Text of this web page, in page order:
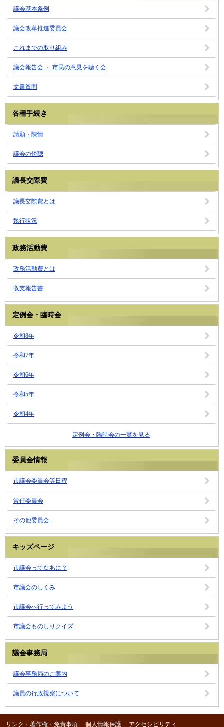
議会基本条例
議会改革推進委員会
これまでの取り組み
議会報告会 ・ 市民の意見を聴く会
文書質問
各種手続き
請願・陳情
議会の傍聴
議長交際費
議長交際費とは
執行状況
政務活動費
政務活動費とは
収支報告書
定例会・臨時会
令和8年
令和7年
令和6年
令和5年
令和4年
定例会・臨時会の一覧を見る
委員会情報
市議会委員会等日程
常任委員会
その他委員会
キッズページ
市議会ってなあに？
市議会のしくみ
市議会へ行ってみよう
市議会ものしりクイズ
議会事務局
議会事務局のご案内
議員の行政視察について
リンク・著作権・免責事項 個人情報保護 アクセシビリティ